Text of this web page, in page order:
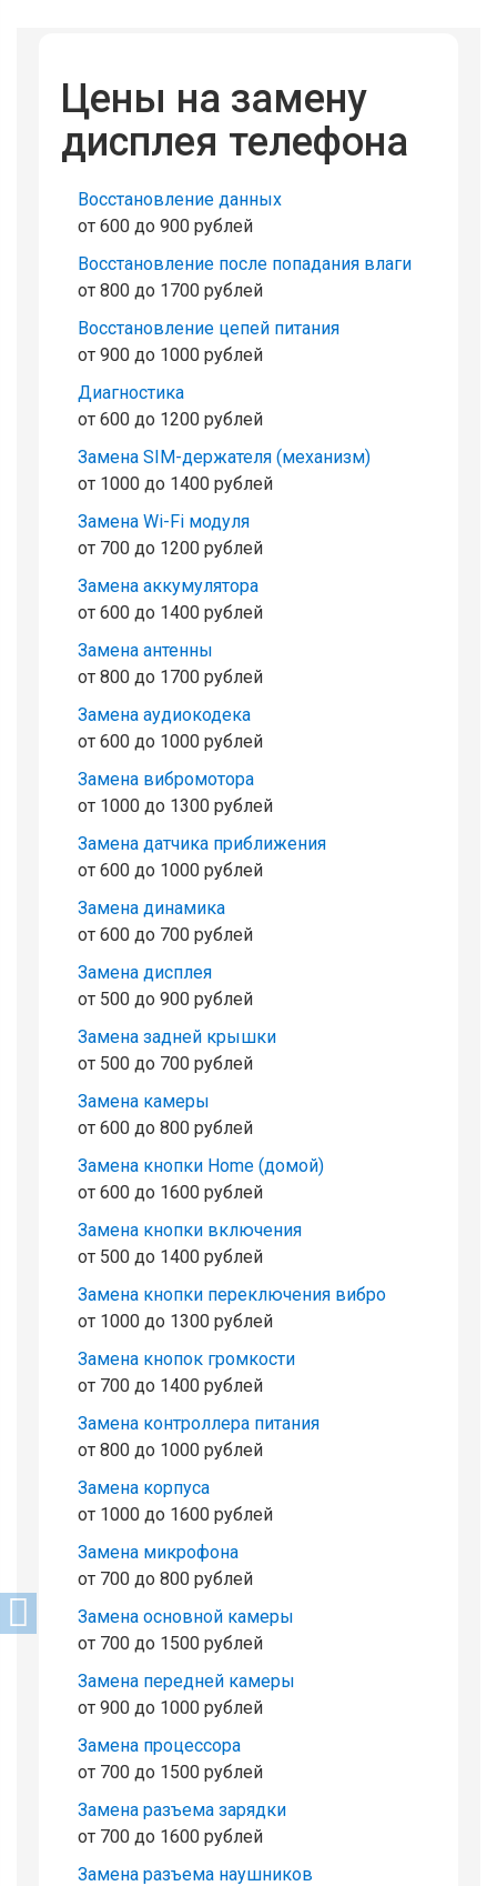
Цены на замену
дисплея телефона
Восстановление данных
от 600 до 900 рублей
Восстановление после попадания влаги
от 800 до 1700 рублей
Восстановление цепей питания
от 900 до 1000 рублей
Диагностика
от 600 до 1200 рублей
Замена SIM-держателя (механизм)
от 1000 до 1400 рублей
Замена Wi-Fi модуля
от 700 до 1200 рублей
Замена аккумулятора
от 600 до 1400 рублей
Замена антенны
от 800 до 1700 рублей
Замена аудиокодека
от 600 до 1000 рублей
Замена вибромотора
от 1000 до 1300 рублей
Замена датчика приближения
от 600 до 1000 рублей
Замена динамика
от 600 до 700 рублей
Замена дисплея
от 500 до 900 рублей
Замена задней крышки
от 500 до 700 рублей
Замена камеры
от 600 до 800 рублей
Замена кнопки Home (домой)
от 600 до 1600 рублей
Замена кнопки включения
от 500 до 1400 рублей
Замена кнопки переключения вибро
от 1000 до 1300 рублей
Замена кнопок громкости
от 700 до 1400 рублей
Замена контроллера питания
от 800 до 1000 рублей
Замена корпуса
от 1000 до 1600 рублей
Замена микрофона
от 700 до 800 рублей
Замена основной камеры
от 700 до 1500 рублей
Замена передней камеры
от 900 до 1000 рублей
Замена процессора
от 700 до 1500 рублей
Замена разъема зарядки
от 700 до 1600 рублей
Замена разъема наушников